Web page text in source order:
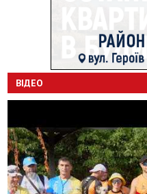
ВІДЕО